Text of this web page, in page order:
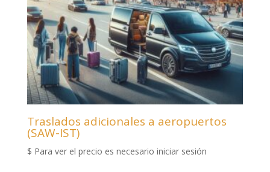
Traslados adicionales a aeropuertos
(SAW-IST)
$ Para ver el precio es necesario iniciar sesión